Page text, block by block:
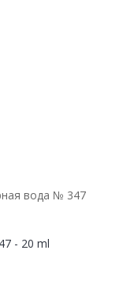
вода № 347
- 20 ml